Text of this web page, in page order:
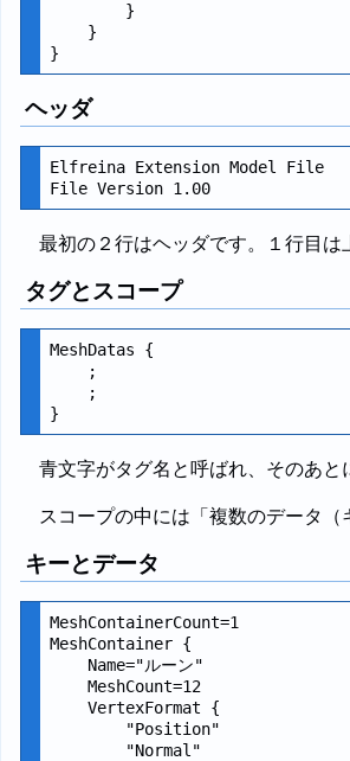
        }
    }
ヘッダ
Elfreina Extension Model File
最初の２行はヘッダです。１行目は
タグとスコープ
MeshDatas {
    ;
    ;
青文字がタグ名と呼ばれ、そのあ
スコープの中には「複数のデータ（
キーとデータ
MeshContainerCount=1
MeshContainer {
    Name="ルーン"
    MeshCount=12
    VertexFormat {
        "Position"
        "Normal"